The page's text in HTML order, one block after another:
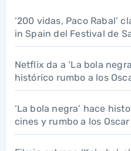
‘200 vidas, Paco Rabal’
in Spain del Festival de
Netflix da a ‘La bola
histórico rumbo a los
‘La bola negra’ hace
cines y rumbo a los Oscar